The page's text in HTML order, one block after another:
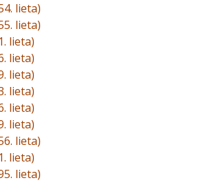
lieta)
lieta)
lieta)
lieta)
lieta)
lieta)
lieta)
lieta)
lieta)
lieta)
lieta)